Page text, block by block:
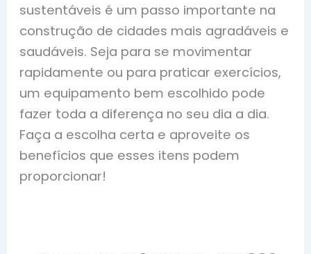
sustentáveis é um passo importante na
construção de cidades mais agradáveis e
saudáveis. Seja para se movimentar
rapidamente ou para praticar exercícios,
um equipamento bem escolhido pode
fazer toda a diferença no seu dia a dia.
Faça a escolha certa e aproveite os
benefícios que esses itens podem
proporcionar!